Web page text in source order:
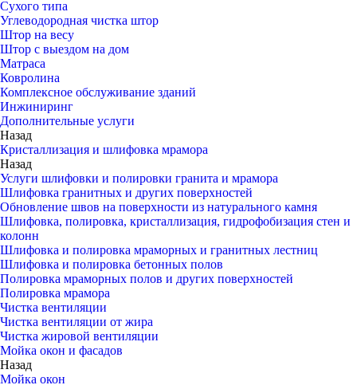
Сухого типа
Углеводородная чистка штор
Штор на весу
Штор с выездом на дом
Матраса
Ковролина
Комплексное обслуживание зданий
Инжиниринг
Дополнительные услуги
Назад
Кристаллизация и шлифовка мрамора
Назад
Услуги шлифовки и полировки гранита и мрамора
Шлифовка гранитных и других поверхностей
Обновление швов на поверхности из натурального камня
Шлифовка, полировка, кристаллизация, гидрофобизация стен и
колонн
Шлифовка и полировка мраморных и гранитных лестниц
Шлифовка и полировка бетонных полов
Полировка мраморных полов и других поверхностей
Полировка мрамора
Чистка вентиляции
Чистка вентиляции от жира
Чистка жировой вентиляции
Мойка окон и фасадов
Назад
Мойка окон